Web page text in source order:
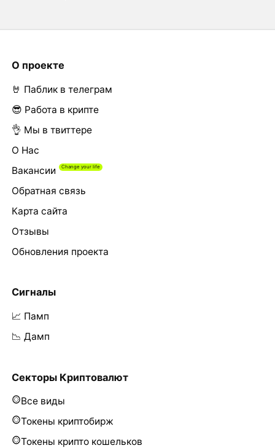
О проекте
🤘 Паблик в телеграм
😎 Работа в крипте
👌 Мы в твиттере
О Нас
Вакансии
Обратная связь
Карта сайта
Отзывы
Обновления проекта
Сигналы
📈 Памп
📉 Дамп
Секторы Криптовалют
Все виды
Токены криптобирж
Токены крипто кошельков